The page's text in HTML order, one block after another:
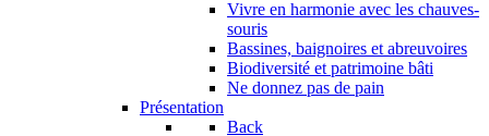
Vivre en harmonie avec les chauves-
souris
Bassines, baignoires et abreuvoires
Biodiversité et patrimoine bâti
Ne donnez pas de pain
Présentation
Back